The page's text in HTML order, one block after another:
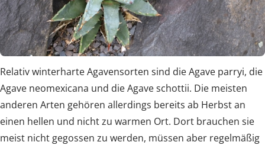
Relativ winterharte Agavensorten sind die Agave parryi, die
Agave neomexicana und die Agave schottii. Die meisten
anderen Arten gehören allerdings bereits ab Herbst an
einen hellen und nicht zu warmen Ort. Dort brauchen sie
meist nicht gegossen zu werden, müssen aber regelmäßig